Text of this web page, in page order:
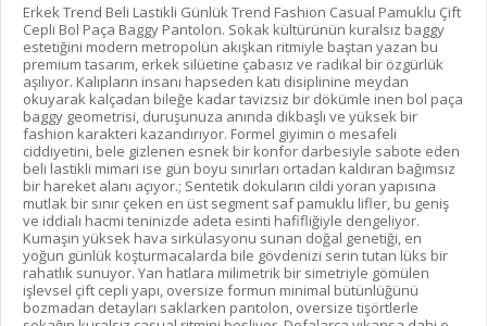
Erkek Trend Beli Lastikli Günlük Trend Fashion Casual Pamuklu Çift
Cepli Bol Paça Baggy Pantolon. Sokak kültürünün kuralsız baggy
estetiğini modern metropolün akışkan ritmiyle baştan yazan bu
premium tasarım, erkek silüetine çabasız ve radikal bir özgürlük
aşılıyor. Kalıpların insanı hapseden katı disiplinine meydan
okuyarak kalçadan bileğe kadar tavizsiz bir dökümle inen bol paça
baggy geometrisi, duruşunuza anında dikbaşlı ve yüksek bir
fashion karakteri kazandırıyor. Formel giyimin o mesafeli
ciddiyetini, bele gizlenen esnek bir konfor darbesiyle sabote eden
beli lastikli mimari ise gün boyu sınırları ortadan kaldıran bağımsız
bir hareket alanı açıyor.; Sentetik dokuların cildi yoran yapısına
mutlak bir sınır çeken en üst segment saf pamuklu lifler, bu geniş
ve iddialı hacmi teninizde adeta esinti hafifliğiyle dengeliyor.
Kumaşın yüksek hava sirkülasyonu sunan doğal genetiği, en
yoğun günlük koşturmacalarda bile gövdenizi serin tutan lüks bir
rahatlık sunuyor. Yan hatlara milimetrik bir simetriyle gömülen
işlevsel çift cepli yapı, oversize formun minimal bütünlüğünü
bozmadan detayları saklarken pantolon, oversize tişörtlerle